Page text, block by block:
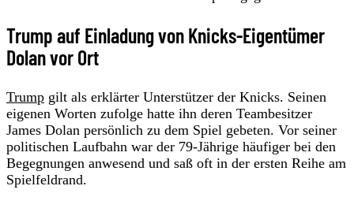
Trump auf Einladung von Knicks-Eigentümer
Dolan vor Ort
Trump gilt als erklärter Unterstützer der Knicks. Seinen
eigenen Worten zufolge hatte ihn deren Teambesitzer
James Dolan persönlich zu dem Spiel gebeten. Vor seiner
politischen Laufbahn war der 79-Jährige häufiger bei den
Begegnungen anwesend und saß oft in der ersten Reihe am
Spielfeldrand.